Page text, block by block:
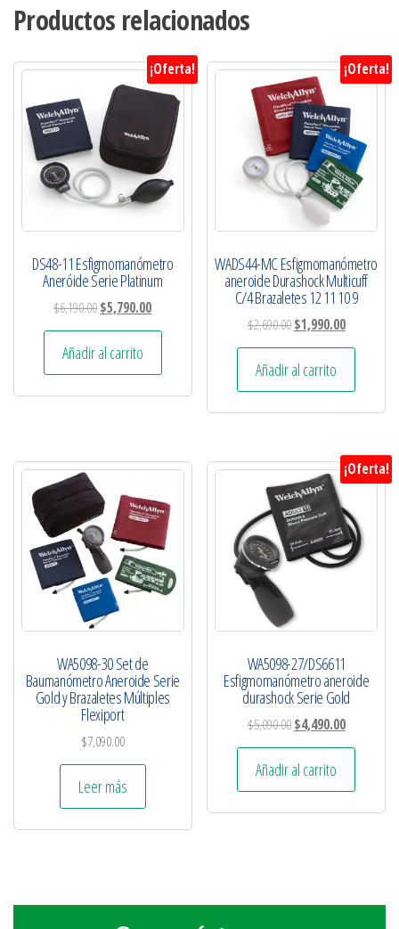
Productos relacionados
¡Oferta!
DS48-11 Esfigmomanómetro
Aneróide Serie Platinum
$6,190.00$5,790.00
Añadir al carrito
¡Oferta!
WADS44-MC Esfigmomanómetro
aneroide Durashock Multicuff
C/4 Brazaletes 12 11 10 9
$2,690.00 $1,990.00
Añadir al carrito
WA5098-30 Set de
Baumanómetro Aneroide Serie
Gold y Brazaletes Múltiples
Flexiport
$7,090.00
Leer más
¡Oferta!
WA5098-27/DS6611
Esfigmomanómetro aneroide
durashock Serie Gold
$5,090.00 $4,490.00
Añadir al carrito